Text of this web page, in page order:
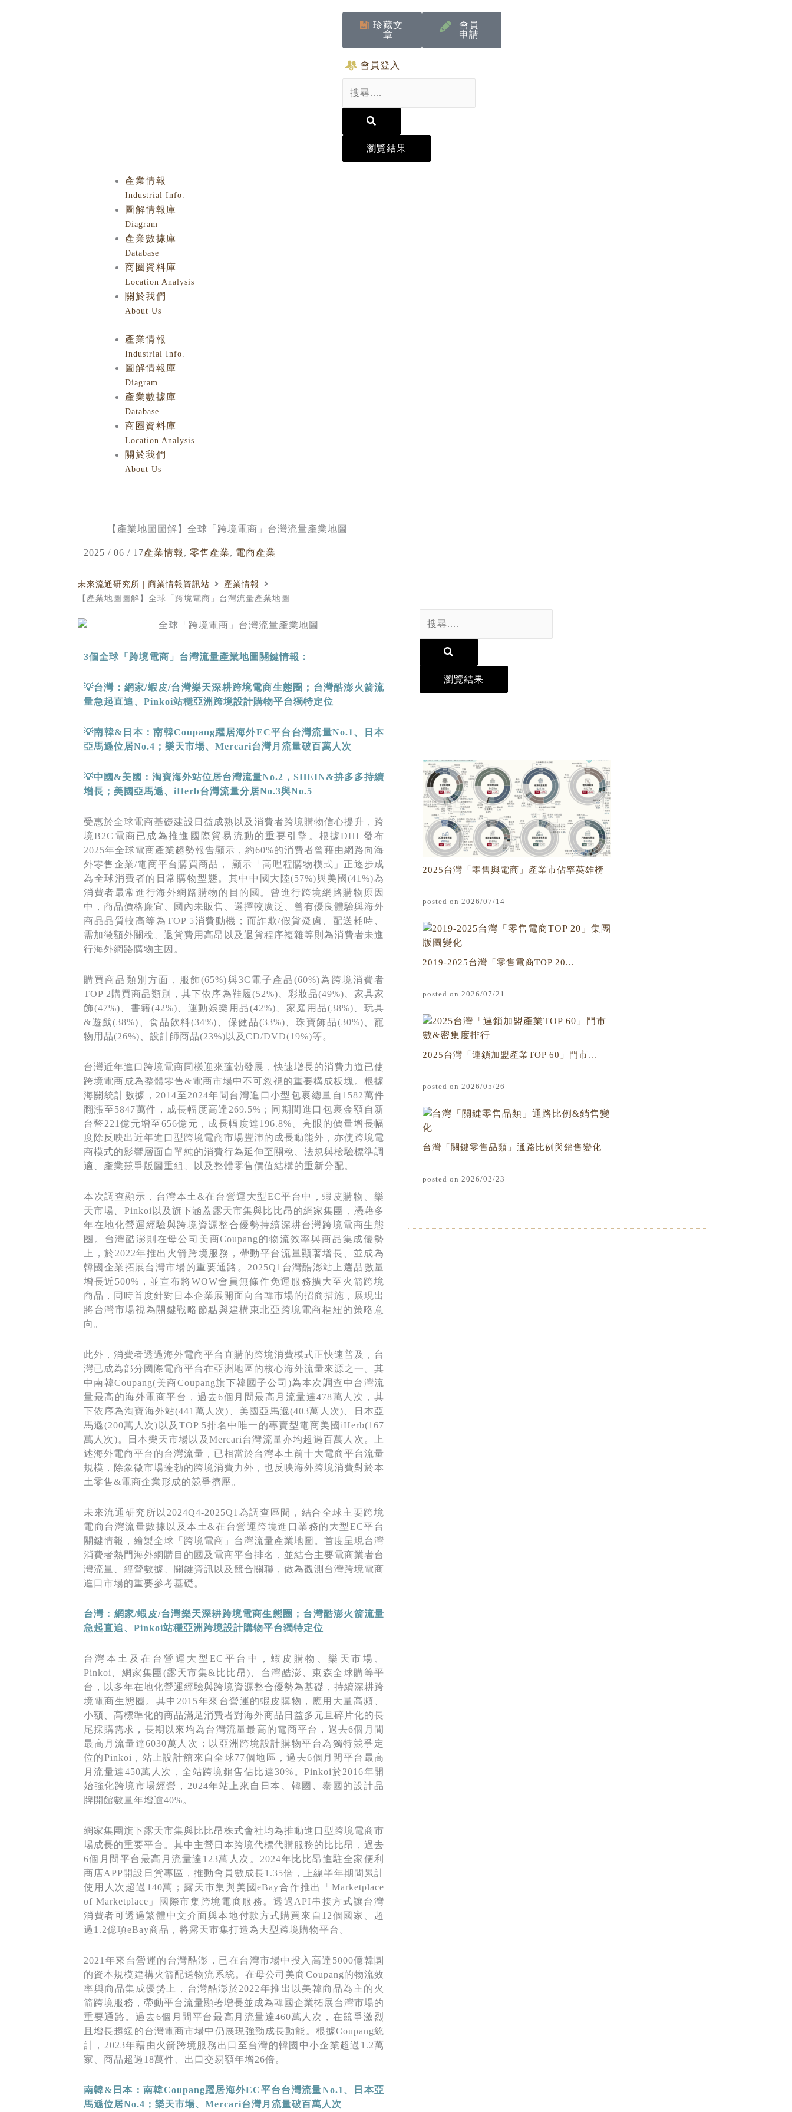
珍藏文
章
會員
申請
會員登入
瀏覽結果
產業情報
Industrial Info.
圖解情報庫
Diagram
產業數據庫
Database
商圈資料庫
Location Analysis
關於我們
About Us
產業情報
Industrial Info.
圖解情報庫
Diagram
產業數據庫
Database
商圈資料庫
Location Analysis
關於我們
About Us
【產業地圖圖解】全球「跨境電商」台灣流量產業地圖
2025 / 06 / 17產業情報 , 零售產業, 電商產業
未來流通研究所 | 商業情報資訊站
產業情報
【產業地圖圖解】全球「跨境電商」台灣流量產業地圖
3個全球「跨境電商」台灣流量產業地圖關鍵情報：
💡台灣：網家/蝦皮/台灣樂天深耕跨境電商生態圈；台灣酷澎火箭流
量急起直追、 Pinkoi站穩亞洲跨境設計購物平台獨特定位
💡南韓& 日本：南韓Coupang躍居海外EC平台台灣流量No.1 、日本
亞馬遜位居No.4 ；樂天市場、 Mercari台灣月流量破百萬人次
💡中國 &美國：淘寶海外站位居台灣流量No.2 ， SHEIN&拚多多持續
增長；美國亞馬遜、 iHerb台灣流量分居No.3與No.5
受惠於全球電商基礎建設日益成熟以及消費者跨境購物信心提升，跨
境B2C電商已成為推進國際貿易流動的重要引擎。根據DHL發布
2025年全球電商產業趨勢報告顯示，約60%的消費者曾藉由網路向海
外零售企業/電商平台購買商品， 顯示「高哩程購物模式」正逐步成
為全球消費者的日常購物型態。其中中國大陸(57%)與美國(41%)為
消費者最常進行海外網路購物的目的國。曾進行跨境網路購物原因
中，商品價格廉宜、國內未販售、選擇較廣泛、曾有優良體驗與海外
商品品質較高等為TOP 5消費動機；而詐欺/假貨疑慮、配送耗時、
需加徵額外關稅、退貨費用高昂以及退貨程序複雜等則為消費者未進
行海外網路購物主因。
購買商品類別方面，服飾(65%)與3C電子產品(60%)為跨境消費者
TOP 2購買商品類別，其下依序為鞋履(52%)、彩妝品(49%)、家具家
飾(47%)、書籍(42%)、運動娛樂用品(42%)、家庭用品(38%)、玩具
&遊戲(38%)、食品飲料(34%)、保健品(33%)、珠寶飾品(30%)、寵
物用品(26%)、設計師商品(23%)以及CD/DVD(19%)等。
台灣近年進口跨境電商同樣迎來蓬勃發展，快速增長的消費力道已使
跨境電商成為整體零售&電商市場中不可忽視的重要構成板塊。根據
海關統計數據，2014至2024年間台灣進口小型包裹總量自1582萬件
翻漲至5847萬件，成長幅度高達269.5%；同期間進口包裹金額自新
台幣221億元增至656億元，成長幅度達196.8%。亮眼的價量增長幅
度除反映出近年進口型跨境電商市場豐沛的成長動能外，亦使跨境電
商模式的影響層面自單純的消費行為延伸至關稅、法規與檢驗標準調
適、產業競爭版圖重組、以及整體零售價值結構的重新分配。
本次調查顯示，台灣本土&在台營運大型EC平台中，蝦皮購物、樂
天市場、Pinkoi以及旗下涵蓋露天市集與比比昂的網家集團，憑藉多
年在地化營運經驗與跨境資源整合優勢持續深耕台灣跨境電商生態
圈。台灣酷澎則在母公司美商Coupang的物流效率與商品集成優勢
上，於2022年推出火箭跨境服務，帶動平台流量顯著增長、並成為
韓國企業拓展台灣市場的重要通路。2025Q1台灣酷澎站上選品數量
增長近500%，並宣布將WOW會員無條件免運服務擴大至火箭跨境
商品，同時首度針對日本企業展開面向台韓市場的招商措施，展現出
將台灣市場視為關鍵戰略節點與建構東北亞跨境電商樞紐的策略意
向。
此外，消費者透過海外電商平台直購的跨境消費模式正快速普及，台
灣已成為部分國際電商平台在亞洲地區的核心海外流量來源之一。其
中南韓Coupang(美商Coupang旗下韓國子公司)為本次調查中台灣流
量最高的海外電商平台，過去6個月間最高月流量達478萬人次，其
下依序為淘寶海外站(441萬人次)、美國亞馬遜(403萬人次)、日本亞
馬遜(200萬人次)以及TOP 5排名中唯一的專賣型電商美國iHerb(167
萬人次)。日本樂天市場以及Mercari台灣流量亦均超過百萬人次。上
述海外電商平台的台灣流量，已相當於台灣本土前十大電商平台流量
規模，除象徵市場蓬勃的跨境消費力外，也反映海外跨境消費對於本
土零售&電商企業形成的競爭擠壓。
未來流通研究所以2024Q4-2025Q1為調查區間，結合全球主要跨境
電商台灣流量數據以及本土&在台營運跨境進口業務的大型EC平台
關鍵情報，繪製全球「跨境電商」台灣流量產業地圖。首度呈現台灣
消費者熱門海外網購目的國及電商平台排名，並結合主要電商業者台
灣流量、經營數據、關鍵資訊以及競合關聯，做為觀測台灣跨境電商
進口市場的重要參考基礎。
台灣：網家/蝦皮/台灣樂天深耕跨境電商生態圈；台灣酷澎火箭流量
急起直追、Pinkoi站穩亞洲跨境設計購物平台獨特定位
台灣本土及在台營運大型EC平台中，蝦皮購物、樂天市場、
Pinkoi、網家集團(露天市集&比比昂)、台灣酷澎、東森全球購等平
台，以多年在地化營運經驗與跨境資源整合優勢為基礎，持續深耕跨
境電商生態圈。其中2015年來台營運的蝦皮購物，應用大量高頻、
小額、高標準化的商品滿足消費者對海外商品日益多元且碎片化的長
尾採購需求，長期以來均為台灣流量最高的電商平台，過去6個月間
最高月流量達6030萬人次；以亞洲跨境設計購物平台為獨特競爭定
位的Pinkoi，站上設計館來自全球77個地區，過去6個月間平台最高
月流量達450萬人次，全站跨境銷售佔比達30%。Pinkoi於2016年開
始強化跨境市場經營，2024年站上來自日本、韓國、泰國的設計品
牌開館數量年增逾40%。
網家集團旗下露天市集與比比昂株式會社均為推動進口型跨境電商市
場成長的重要平台。其中主營日本跨境代標代購服務的比比昂，過去
6個月間平台最高月流量達123萬人次。2024年比比昂進駐全家便利
商店APP開設日貨專區，推動會員數成長1.35倍，上線半年期間累計
使用人次超過140萬；露天市集與美國eBay合作推出「Marketplace
of Marketplace」國際市集跨境電商服務。透過API串接方式讓台灣
消費者可透過繁體中文介面與本地付款方式購買來自12個國家、超
過1.2億項eBay商品，將露天市集打造為大型跨境購物平台。
2021年來台營運的台灣酷澎，已在台灣市場中投入高達5000億韓圜
的資本規模建構火箭配送物流系統。在母公司美商Coupang的物流效
率與商品集成優勢上，台灣酷澎於2022年推出以美韓商品為主的火
箭跨境服務，帶動平台流量顯著增長並成為韓國企業拓展台灣市場的
重要通路。過去6個月間平台最高月流量達460萬人次，在競爭激烈
且增長趨緩的台灣電商市場中仍展現強勁成長動能。根據Coupang統
計，2023年藉由火箭跨境服務出口至台灣的韓國中小企業超過1.2萬
家、商品超過18萬件、出口交易額年增26倍。
南韓& 日本：南韓Coupang躍居海外EC平台台灣流量No.1 、日本亞
馬遜位居No.4 ；樂天市場、Mercari台灣月流量破百萬人次
瀏覽結果
2025台灣「零售與電商」產業市佔率英雄榜
posted on 2026/07/14
2019-2025台灣「零售電商TOP 20...
posted on 2026/07/21
2025台灣「連鎖加盟產業TOP 60」門市...
posted on 2026/05/26
台灣「關鍵零售品類」通路比例與銷售變化
posted on 2026/02/23